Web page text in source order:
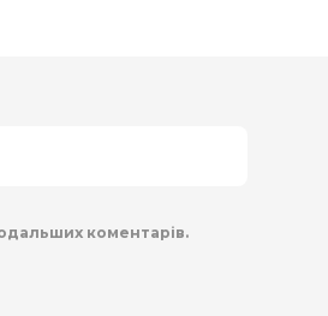
коментарів.